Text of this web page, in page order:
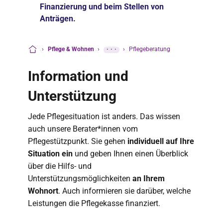
Finanzierung und beim Stellen von
Anträgen.
› Pflege & Wohnen › ··· › Pflegeberatung
Information und
Unterstützung
Jede Pflegesituation ist anders. Das wissen
auch unsere Berater*innen vom
Pflegestützpunkt. Sie gehen individuell auf Ihre
Situation ein und geben Ihnen einen Überblick
über die Hilfs- und
Unterstützungsmöglichkeiten an Ihrem
Wohnort. Auch informieren sie darüber, welche
Leistungen die Pflegekasse finanziert.